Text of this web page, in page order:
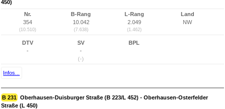
450)
Nr.
354
(10.510)
B-Rang
10.042
(7.638)
L-Rang
2.049
(1.462)
Land
NW
DTV
-
SV
-
(-)
BPL
Infos...
B 231 Oberhausen-Duisburger Straße (B 223/L 452) - Oberhausen-Osterfelder
Straße (L 450)